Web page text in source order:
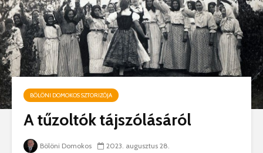
BÖLÖNI DOMOKOS SZTORIZÓJA
A tűzoltók tájszólásáról
Bölöni Domokos
2023. augusztus 28.